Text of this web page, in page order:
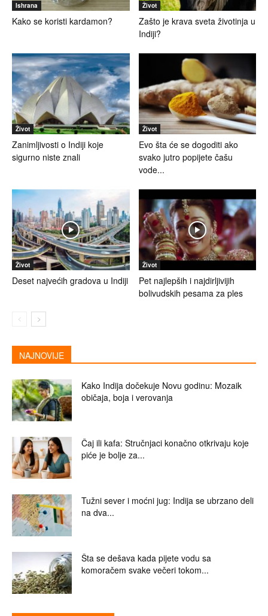
Ishrana
Kako se koristi kardamon?
Život
Zašto je krava sveta životinja u
Indiji?
Život
Zanimljivosti o Indiji koje
sigurno niste znali
Život
Evo šta će se dogoditi ako
svako jutro popijete čašu
vode...
Život
Deset najvećih gradova u Indiji
Život
Pet najlepših i najdirljivijih
bolivudskih pesama za ples
NAJNOVIJE
Kako Indija dočekuje Novu godinu: Mozaik
običaja, boja i verovanja
Čaj ili kafa: Stručnjaci konačno otkrivaju koje
piće je bolje za...
Tužni sever i moćni jug: Indija se ubrzano deli
na dva...
Šta se dešava kada pijete vodu sa
komoračem svake večeri tokom...